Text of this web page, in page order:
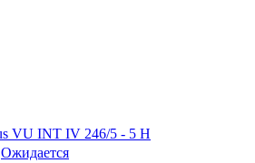
VU INT IV 246/5 - 5 H
Ожидается